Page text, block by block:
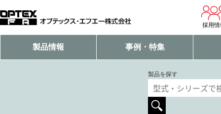
採用
製品情報 事例・特集
製品を探す